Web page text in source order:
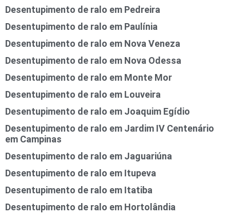
Desentupimento de ralo em Pedreira
Desentupimento de ralo em Paulínia
Desentupimento de ralo em Nova Veneza
Desentupimento de ralo em Nova Odessa
Desentupimento de ralo em Monte Mor
Desentupimento de ralo em Louveira
Desentupimento de ralo em Joaquim Egídio
Desentupimento de ralo em Jardim IV Centenário
em Campinas
Desentupimento de ralo em Jaguariúna
Desentupimento de ralo em Itupeva
Desentupimento de ralo em Itatiba
Desentupimento de ralo em Hortolândia